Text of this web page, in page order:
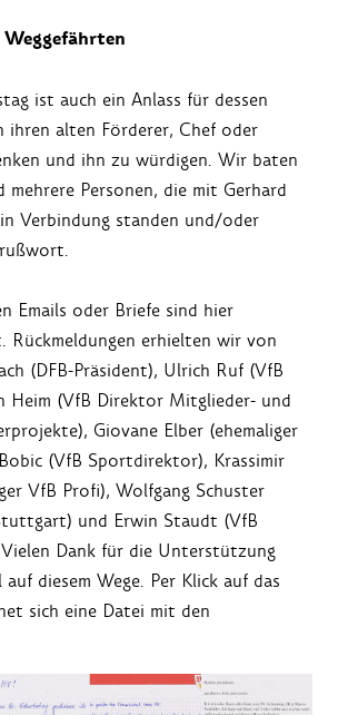
ist auch ein Anlass für dessen
ihren alten Förderer, Chef oder
und ihn zu würdigen. Wir baten
mehrere Personen, die mit Gerhard
Verbindung standen und/oder
Emails oder Briefe sind hier
Rückmeldungen erhielten wir von
(DFB-Präsident), Ulrich Ruf (VfB
Heim (VfB Direktor Mitglieder- und
Giovane Elber (ehemaliger
(VfB Sportdirektor), Krassimir
VfB Profi), Wolfgang Schuster
und Erwin Staudt (VfB
Dank für die Unterstützung
diesem Wege. Per Klick auf das
sich eine Datei mit den